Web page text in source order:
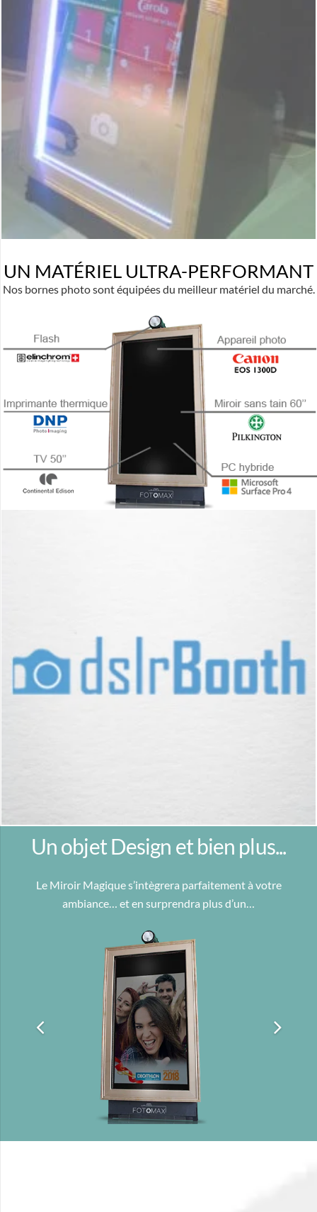
UN MATÉRIEL ULTRA-PERFORMANT
Nos bornes photo sont équipées du meilleur matériel du marché.
Un objet Design et bien plus...
Le Miroir Magique s’intègrera parfaitement à votre
ambiance… et en surprendra plus d’un…